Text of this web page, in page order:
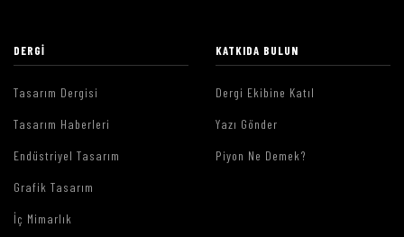
DERGI
Tasarım Dergisi
Tasarım Haberleri
Endüstriyel Tasarım
Grafik Tasarım
İç Mimarlık
KATKIDA BULUN
Dergi Ekibine Katıl
Yazı Gönder
Piyon Ne Demek?